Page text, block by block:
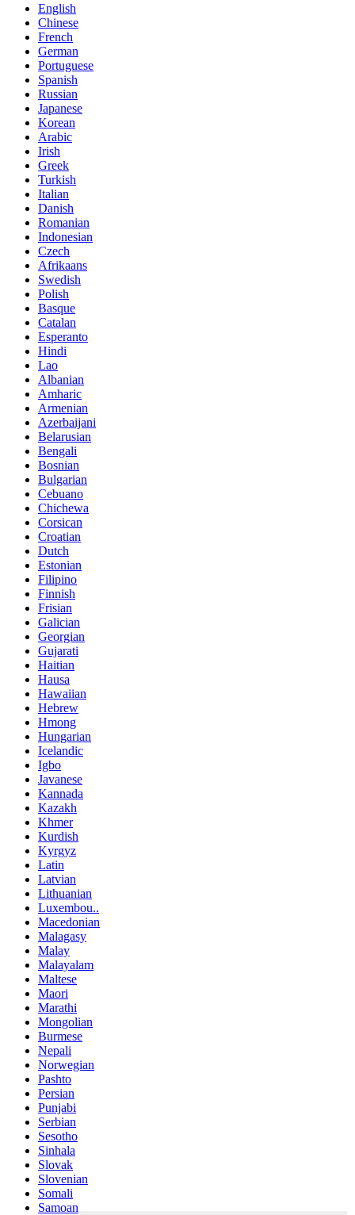
English
Chinese
French
German
Portuguese
Spanish
Russian
Japanese
Korean
Arabic
Irish
Greek
Turkish
Italian
Danish
Romanian
Indonesian
Czech
Afrikaans
Swedish
Polish
Basque
Catalan
Esperanto
Hindi
Lao
Albanian
Amharic
Armenian
Azerbaijani
Belarusian
Bengali
Bosnian
Bulgarian
Cebuano
Chichewa
Corsican
Croatian
Dutch
Estonian
Filipino
Finnish
Frisian
Galician
Georgian
Gujarati
Haitian
Hausa
Hawaiian
Hebrew
Hmong
Hungarian
Icelandic
Igbo
Javanese
Kannada
Kazakh
Khmer
Kurdish
Kyrgyz
Latin
Latvian
Lithuanian
Luxembou..
Macedonian
Malagasy
Malay
Malayalam
Maltese
Maori
Marathi
Mongolian
Burmese
Nepali
Norwegian
Pashto
Persian
Punjabi
Serbian
Sesotho
Sinhala
Slovak
Slovenian
Somali
Samoan